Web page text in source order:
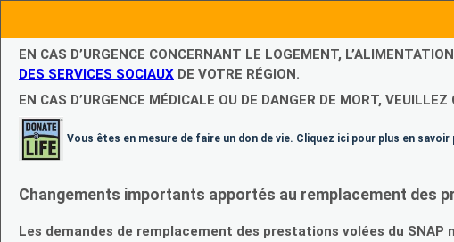
EN CAS D’URGENCE CONCERNANT LE LOGEMENT,
DES SERVICES SOCIAUX DE VOTRE RÉGION.
EN CAS D’URGENCE MÉDICALE OU DE DANGER DE MORT,
Vous êtes en mesure de faire un don de vie. Cliquez ici pour plus en savoir
Changements importants apportés au remplacement des
Les demandes de remplacement des prestations volées du SNAP